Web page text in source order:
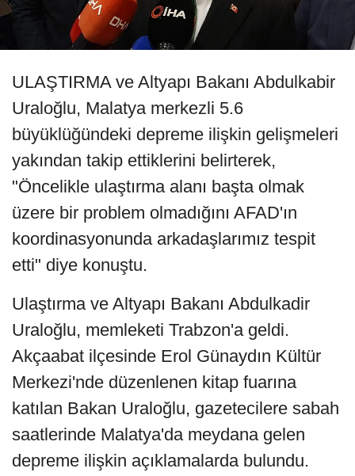
ULAŞTIRMA ve Altyapı Bakanı Abdulkabir
Uraloğlu, Malatya merkezli 5.6
büyüklüğündeki depreme ilişkin gelişmeleri
yakından takip ettiklerini belirterek,
"Öncelikle ulaştırma alanı başta olmak
üzere bir problem olmadığını AFAD'ın
koordinasyonunda arkadaşlarımız tespit
etti" diye konuştu.
Ulaştırma ve Altyapı Bakanı Abdulkadir
Uraloğlu, memleketi Trabzon'a geldi.
Akçaabat ilçesinde Erol Günaydın Kültür
Merkezi'nde düzenlenen kitap fuarına
katılan Bakan Uraloğlu, gazetecilere sabah
saatlerinde Malatya'da meydana gelen
depreme ilişkin açıklamalarda bulundu.